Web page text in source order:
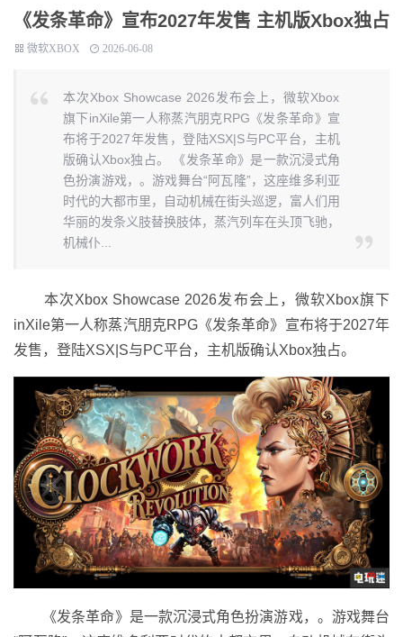
《发条革命》宣布2027年发售 主机版Xbox独占
微软XBOX 2026-06-08
本次Xbox Showcase 2026发布会上，微软Xbox
旗下inXile第一人称蒸汽朋克RPG《发条革命》宣
布将于2027年发售，登陆XSX|S与PC平台，主机
版确认Xbox独占。 《发条革命》是一款沉浸式角
色扮演游戏，。游戏舞台“阿瓦隆”，这座维多利亚
时代的大都市里，自动机械在街头巡逻，富人们用
华丽的发条义肢替换肢体，蒸汽列车在头顶飞驰，
机械仆...
本次Xbox Showcase 2026发布会上，微软Xbox旗下
inXile第一人称蒸汽朋克RPG《发条革命》宣布将于2027年
发售，登陆XSX|S与PC平台，主机版确认Xbox独占。
《发条革命》是一款沉浸式角色扮演游戏，。游戏舞台